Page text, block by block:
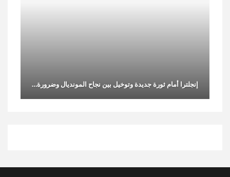
إنجلترا أمام ثورة جديدة وتوخيل بين نجاح المونديال وضرورة…